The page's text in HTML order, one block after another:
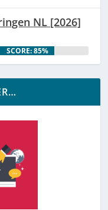
NL [2026]
SCORE: 85%